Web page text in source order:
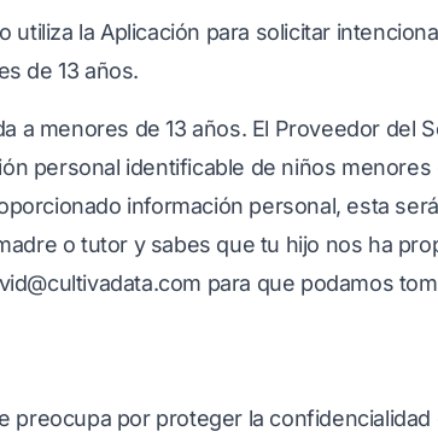
utiliza la Aplicación para solicitar
de 13 años.
a menores de 13 años. El Proveedor del
personal identificable de niños menores
información personal, esta
o tutor y sabes que tu hijo nos ha
para que podamos
preocupa por proteger la